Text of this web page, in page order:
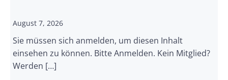
August 7, 2026
Sie müssen sich anmelden, um diesen Inhalt
einsehen zu können. Bitte Anmelden. Kein Mitglied?
Werden […]